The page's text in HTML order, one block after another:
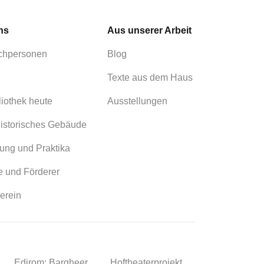
heute
Gebäude
und Praktika
und Förderer
Aus unserer Arbeit
Blog
Texte aus dem Haus
Ausstellungen